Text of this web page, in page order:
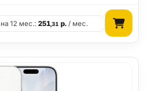
12 мес.:251,31 р. / мес.